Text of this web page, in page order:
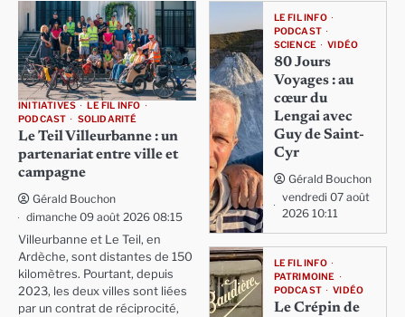
INITIATIVES
LE FIL INFO
PODCAST
SOLIDARITÉ
Le Teil Villeurbanne : un
partenariat entre ville et
campagne
Gérald Bouchon
dimanche 09 août 2026 08:15
Villeurbanne et Le Teil, en
Ardèche, sont distantes de 150
kilomètres. Pourtant, depuis
2023, les deux villes sont liées
par un contrat de réciprocité,
LE FIL INFO
PODCAST
SCIENCE
VIDÉO
80 Jours
Voyages : au
cœur du
Lengai avec
Guy de Saint-
Cyr
Gérald Bouchon
vendredi 07 août
2026 10:11
LE FIL INFO
PATRIMOINE
PODCAST
VIDÉO
Le Crépin de